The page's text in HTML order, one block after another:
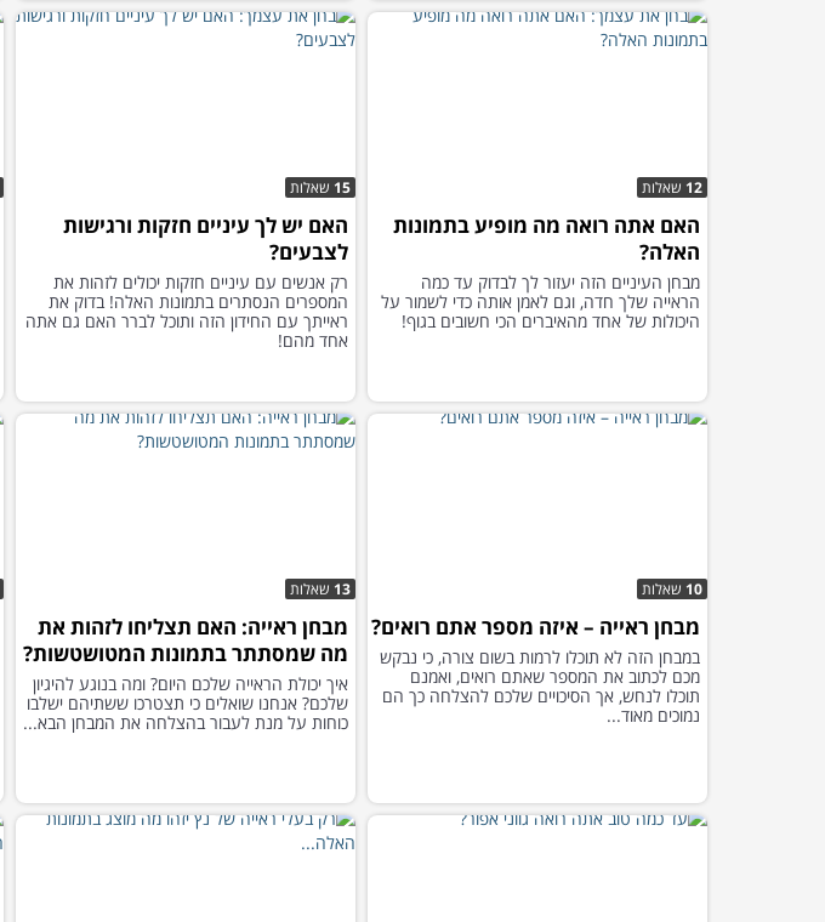
12 שאלות
האם אתה רואה מה מופיע בתמונות
האלה?
מבחן העיניים הזה יעזור לך לבדוק עד כמה
הראייה שלך חדה, וגם לאמן אותה כדי לשמור על
היכולות של אחד מהאיברים הכי חשובים בגוף!
15 שאלות
האם יש לך עיניים חזקות ורגישות
לצבעים?
רק אנשים עם עיניים חזקות יכולים לזהות את
המספרים הנסתרים בתמונות האלה! בדוק את
ראייתך עם החידון הזה ותוכל לברר האם גם אתה
אחד מהם!
10 שאלות
מבחן ראייה – איזה מספר אתם רואים?
במבחן הזה לא תוכלו לרמות בשום צורה, כי נבקש
מכם לכתוב את המספר שאתם רואים, ואמנם
תוכלו לנחש, אך הסיכויים שלכם להצלחה כך הם
נמוכים מאוד...
13 שאלות
מבחן ראייה: האם תצליחו לזהות את
מה שמסתתר בתמונות המטושטשות?
איך יכולת הראייה שלכם היום? ומה בנוגע להיגיון
שלכם? אנחנו שואלים כי תצטרכו ששתיהם ישלבו
כוחות על מנת לעבור בהצלחה את המבחן הבא...